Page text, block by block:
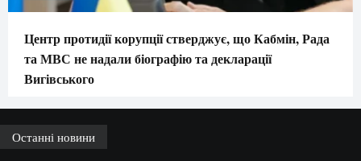
Центр протидії корупції стверджує, що Кабмін, Рада
та МВС не надали біографію та декларації
Вигівського
Останні новини